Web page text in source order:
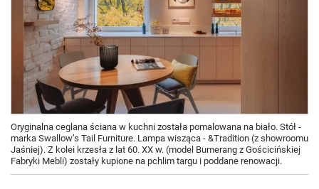
Oryginalna ceglana ściana w kuchni została pomalowana na biało. Stół -
marka Swallow’s Tail Furniture. Lampa wisząca - &Tradition (z showroomu
Jaśniej). Z kolei krzesła z lat 60. XX w. (model Bumerang z Gościcińskiej
Fabryki Mebli) zostały kupione na pchlim targu i poddane renowacji.